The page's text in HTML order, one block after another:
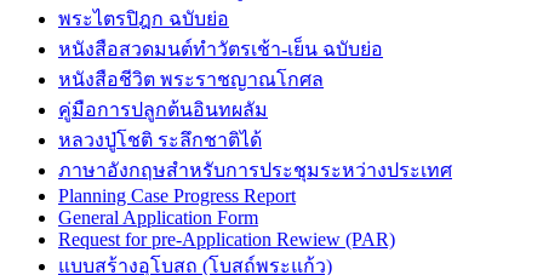
พระไตรปิฎก ฉบับย่อ
หนังสือสวดมนต์ทำวัตรเช้า-เย็น ฉบับย่อ
หนังสือชีวิต พระราชญาณโกศล
คู่มือการปลูกต้นอินทผลัม
หลวงปู่โชติ ระลึกชาติได้
ภาษาอังกฤษสำหรับการประชุมระหว่างประเทศ
Planning Case Progress Report
General Application Form
Request for pre-Application Rewiew (PAR)
แบบสร้างอุโบสถ (โบสถ์พระแก้ว)